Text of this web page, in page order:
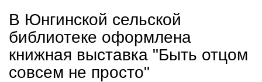
В Юнгинской сельской
библиотеке оформлена
книжная выставка "Быть отцом
совсем не просто"